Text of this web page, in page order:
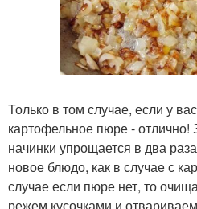
Только в том случае, если у
картофельное пюре - отлично!
начинки упрощается в два
новое блюдо, как в случае с
случае если пюре нет, то
режем кусочками и